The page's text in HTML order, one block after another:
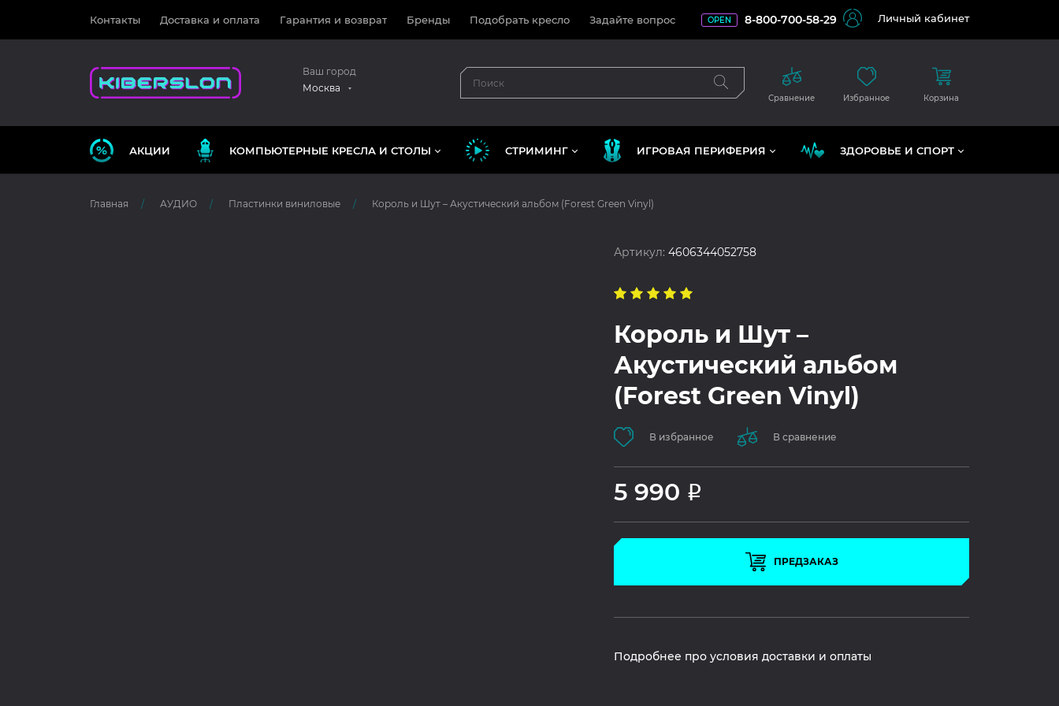
Контакты Доставка и оплата Гарантия и возврат Бренды Подобрать кресло Задайте вопрос OPEN 8-800-700-58-29 Личный кабинет
Ваш город
Москва
Сравнение Избранное Корзина
АКЦИИ КОМПЬЮТЕРНЫЕ КРЕСЛА И СТОЛЫ СТРИМИНГ ИГРОВАЯ ПЕРИФЕРИЯ ЗДОРОВЬЕ И СПОРТ
Главная АУДИО Пластинки виниловые Король и Шут – Акустический альбом (Forest Green Vinyl)
Артикул:4606344052758
Король и Шут –
Акустический альбом
(Forest Green Vinyl)
В избранное В сравнение
5 990 Р
ПРЕДЗАКАЗ
Подробнее про условия доставки и оплаты